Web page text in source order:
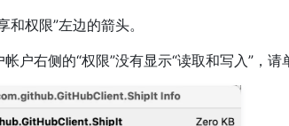
和权限”左边的箭头。
户右侧的“权限”没有显示“读取和写入”，请